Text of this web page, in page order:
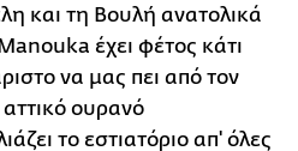
και τη Βουλή ανατολικά
έχει φέτος κάτι
να μας πει από τον
ουρανό
το εστιατόριο απ' όλες